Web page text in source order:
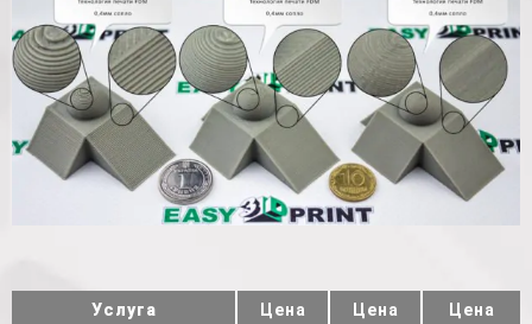
Услуга Цена Цена Цена